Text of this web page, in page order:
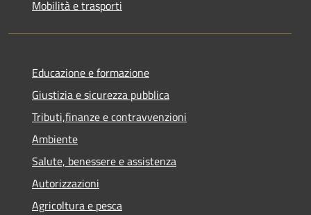
Mobilità e trasporti
Educazione e formazione
Giustizia e sicurezza pubblica
Tributi,finanze e contravvenzioni
Ambiente
Salute, benessere e assistenza
Autorizzazioni
Agricoltura e pesca